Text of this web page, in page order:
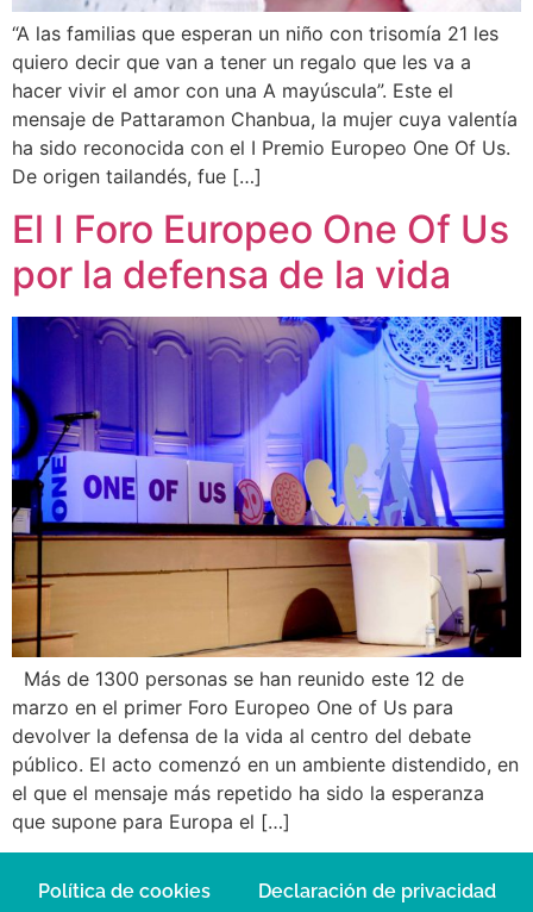
“A las familias que esperan un niño con trisomía 21 les
quiero decir que van a tener un regalo que les va a
hacer vivir el amor con una A mayúscula”. Este el
mensaje de Pattaramon Chanbua, la mujer cuya valentía
ha sido reconocida con el I Premio Europeo One Of Us.
De origen tailandés, fue […]
El I Foro Europeo One Of Us
por la defensa de la vida
Más de 1300 personas se han reunido este 12 de
marzo en el primer Foro Europeo One of Us para
devolver la defensa de la vida al centro del debate
público. El acto comenzó en un ambiente distendido, en
el que el mensaje más repetido ha sido la esperanza
que supone para Europa el […]
Política de cookies Declaración de privacidad